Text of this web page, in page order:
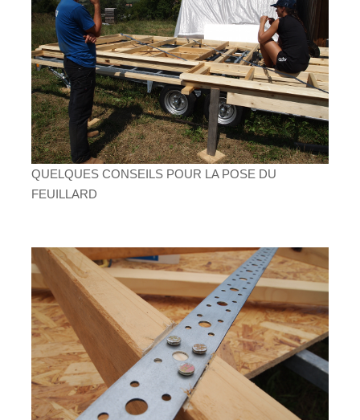
QUELQUES CONSEILS POUR LA POSE DU
FEUILLARD